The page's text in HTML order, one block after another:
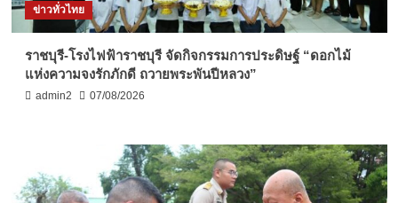
ข่าวทั่วไทย
ราชบุรี-โรงไฟฟ้าราชบุรี จัดกิจกรรมการประดิษฐ์ “ดอกไม้
แห่งความจงรักภักดี ถวายพระพันปีหลวง”
admin2 07/08/2026